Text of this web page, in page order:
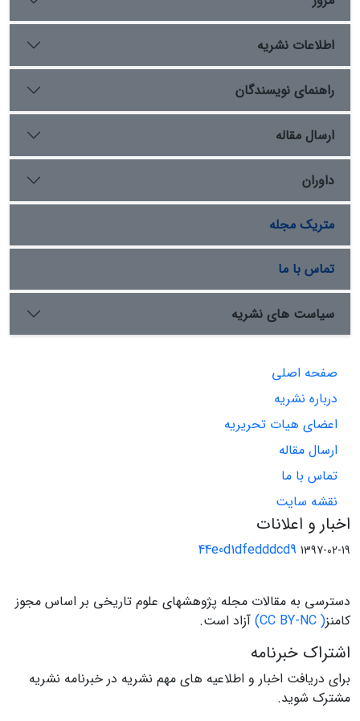
زیرا درگیر شدن ایران در امور بابان و بغداد بیش از آنکه مبتنی
بر خواست دولت ایران باشد، ناشی از ناتوانی و بی­ارادگی
دولت عثمانی در ولایات شرقی بود. اصولاً دولت عثمانی از
منظر حقوق بین ­الملل، در زمره دولت‌های ناتوان و بی­اراده
(unable or unwilling states) محسوب می­ شد. دولت ایران
برای تأمین امنیّت اتباع و سرحدات خود، بجز راه‌های سیاسی
و دیپلماتیک، گاه ناچار به استفاده از زور می­ شد
اطلاعات نشریه
راهنمای نویسندگان
ارسال مقاله
داوران
متریک مجله
تماس با ما
سیاست های نشریه
صفحه اصلی
درباره نشریه
اعضای هیات تحریریه
ارسال مقاله
تماس با ما
نقشه سایت
اخبار و اعلانات
44e0d1dfedddcd9 1397-02-19
دسترسی به مقالات مجله پژوهشهای علوم تاریخی بر اساس مجوز
کامنز( CC BY-NC) آزاد است.
اشتراک خبرنامه
برای دریافت اخبار و اطلاعیه های مهم نشریه در خبرنامه نشریه
مشترک شوید.